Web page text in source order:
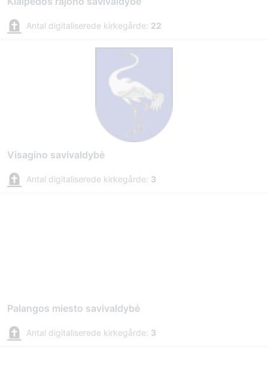
Antal digitaliserede kirkegårde: 22
Visagino savivaldybė
Antal digitaliserede kirkegårde: 3
Palangos miesto savivaldybė
Antal digitaliserede kirkegårde: 3